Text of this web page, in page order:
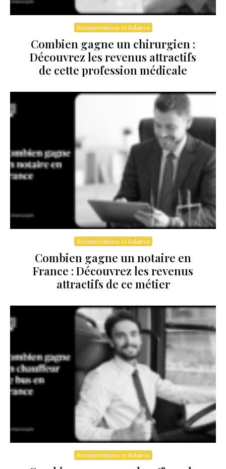
Rémunérations et Salaires
Combien gagne un chirurgien :
Découvrez les revenus attractifs
de cette profession médicale
Rémunérations et Salaires
Combien gagne un notaire en
France : Découvrez les revenus
attractifs de ce métier
Rémunérations et Salaires